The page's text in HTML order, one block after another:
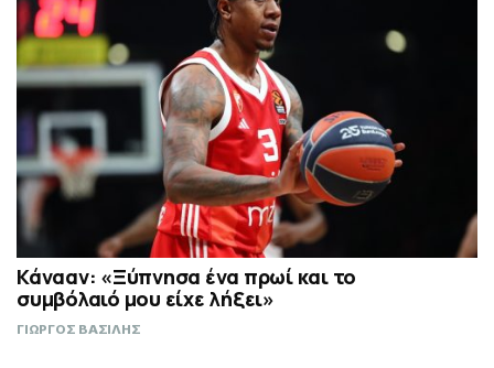
Κάνααν: «Ξύπνησα ένα πρωί και το
συμβόλαιό μου είχε λήξει»
ΓΙΩΡΓΟΣ ΒΑΣΙΛΗΣ